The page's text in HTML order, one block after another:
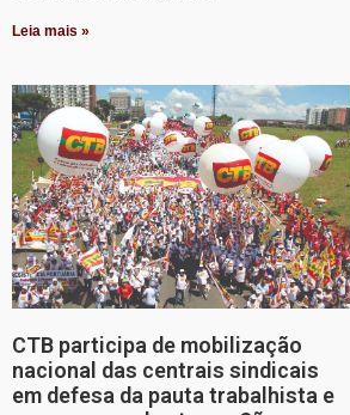
Leia mais »
CTB participa de mobilização
nacional das centrais sindicais
em defesa da pauta trabalhista e